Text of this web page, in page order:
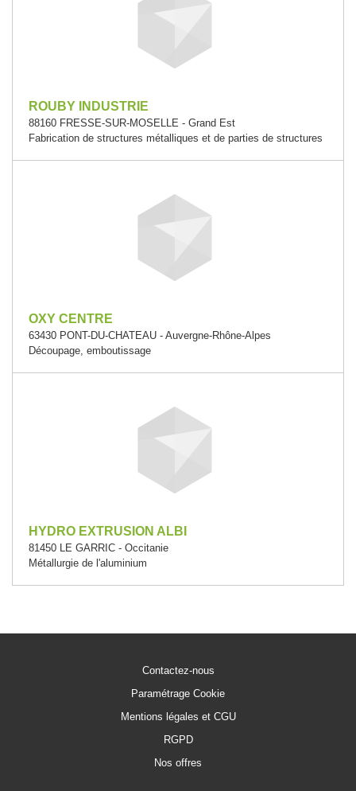
ROUBY INDUSTRIE
88160 FRESSE-SUR-MOSELLE - Grand Est
Fabrication de structures métalliques et de parties de structures
OXY CENTRE
63430 PONT-DU-CHATEAU - Auvergne-Rhône-Alpes
Découpage, emboutissage
HYDRO EXTRUSION ALBI
81450 LE GARRIC - Occitanie
Métallurgie de l'aluminium
Contactez-nous
Paramétrage Cookie
Mentions légales et CGU
RGPD
Nos offres